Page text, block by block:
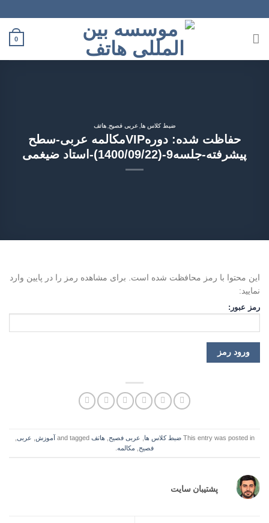
to
content
0
ضبط کلاس ها عربی فصیح هاتف
حفاظت شده: دورهVIPمکالمه عربی-سطح
پیشرفته-جلسه9-(1400/09/22)-استاد ضیغمی
این محتوا با رمز محافظت شده است. برای مشاهده رمز را در پایین وارد
نمایید:
رمز عبور:
This entry was posted in ضبط کلاس ها عربی فصیح هاتف and tagged آموزش عربی
فصیح
مکالمه
پشتیبان سایت